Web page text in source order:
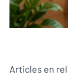
Articles en